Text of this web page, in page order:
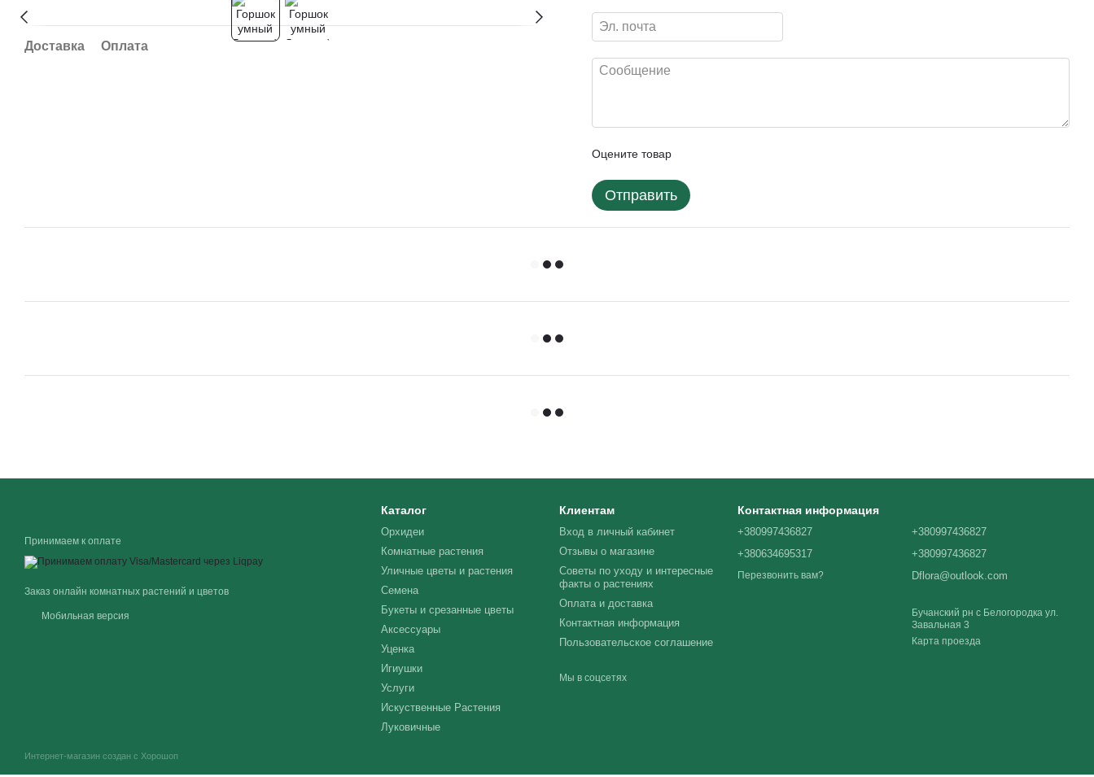
Доставка Оплата
Оцените товар
Отправить
Принимаем к оплате
Заказ онлайн комнатных растений и цветов
Мобильная версия
Интернет-магазин создан с Хорошоп
Каталог
Орхидеи
Комнатные растения
Уличные цветы и растения
Семена
Букеты и срезанные цветы
Аксессуары
Уценка
Игиушки
Услуги
Искуственные Растения
Луковичные
Клиентам
Вход в личный кабинет
Отзывы о магазине
Советы по уходу и интересные
факты о растениях
Оплата и доставка
Контактная информация
Пользовательское соглашение
Мы в соцсетях
Контактная информация
+380997436827
+380634695317
Перезвонить вам?
+380997436827
+380997436827
Dflora@outlook.com
Бучанский рн с Белогородка ул.
Завальная 3
Карта проезда